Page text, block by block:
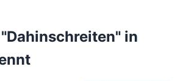
in